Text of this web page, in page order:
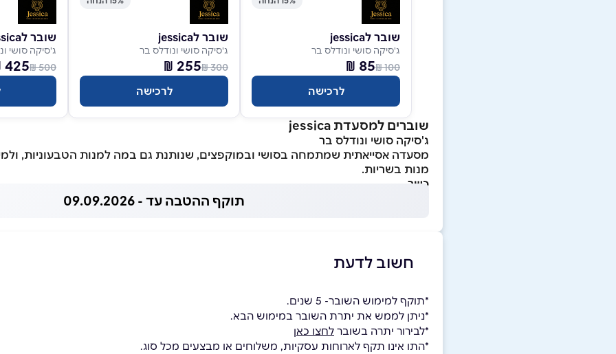
שובר לjessica
ג'סיקה סושי ונודלס בר
100 ₪
85 ₪
לרכישה
שובר לjessica
ג'סיקה סושי ונודלס בר
300 ₪
255 ₪
לרכישה
שובר לjessica
ג'סיקה סושי
500 ₪
425 ₪
שוברים למסעדת jessica
ג'סיקה סושי ונודלס בר
מסעדה אסייאתית שמתמחה בסושי ובמוקפצים, שנותנת גם במה למנות הטבעוניות,
מנות בשריות.
כשר
תוקף ההטבה עד - 09.09.2026
חשוב לדעת
*תוקף למימוש השובר- 5 שנים.
*ניתן לממש את יתרת השובר במימוש הבא.
*לבירור יתרה בשובר לחצו כאן
*התו אינו תקף לארוחות עסקיות, משלוחים או מבצעים מכל סוג.